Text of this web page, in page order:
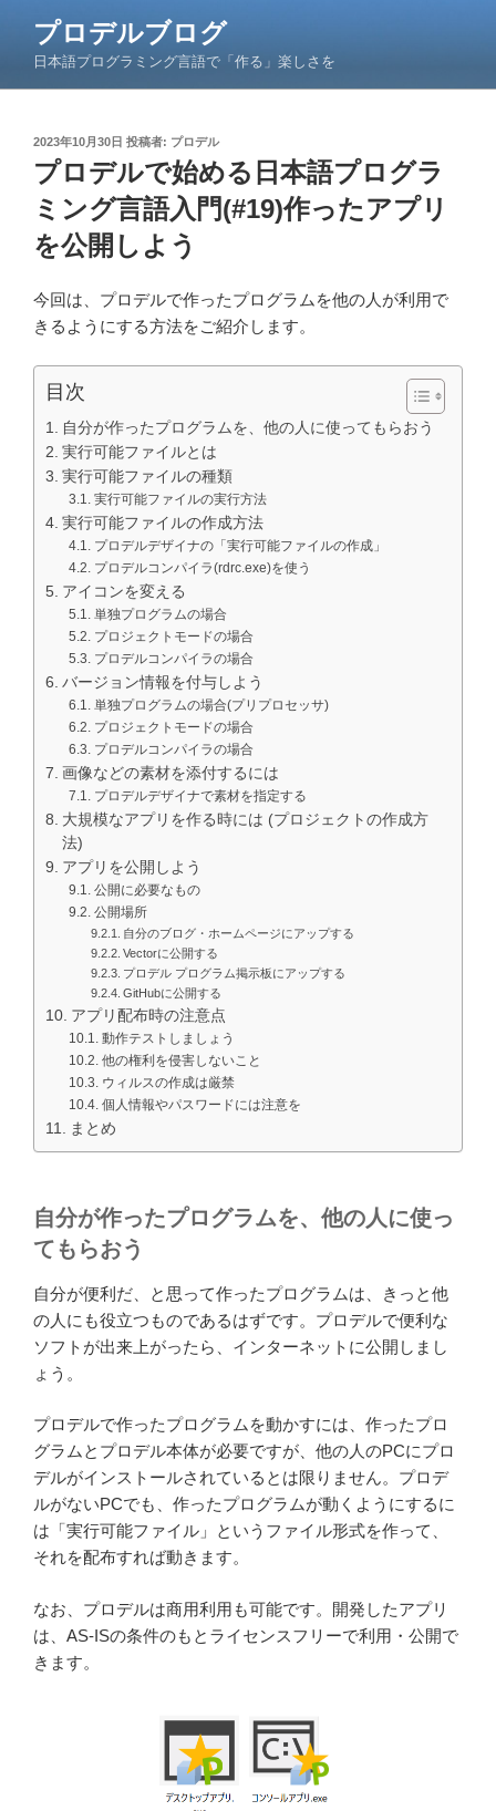
ン
プロデルブログ
日本語プログラミング言語で「作る」楽しさを
投
稿
日:
2023年10月30日 投稿者: プロデル
プロデルで始める日本語プログラ
ミング言語入門(#19)作ったアプリ
を公開しよう
今回は、プロデルで作ったプログラムを他の人が利用で
きるようにする方法をご紹介します。
目次
自分が作ったプログラムを、他の人に使ってもらおう
実行可能ファイルとは
実行可能ファイルの種類
実行可能ファイルの実行方法
実行可能ファイルの作成方法
プロデルデザイナの「実行可能ファイルの作成」
プロデルコンパイラ(rdrc.exe)を使う
アイコンを変える
単独プログラムの場合
プロジェクトモードの場合
プロデルコンパイラの場合
バージョン情報を付与しよう
単独プログラムの場合(プリプロセッサ)
プロジェクトモードの場合
プロデルコンパイラの場合
画像などの素材を添付するには
プロデルデザイナで素材を指定する
大規模なアプリを作る時には (プロジェクトの作成方
法)
アプリを公開しよう
公開に必要なもの
公開場所
自分のブログ・ホームページにアップする
Vectorに公開する
プロデル プログラム掲示板にアップする
GitHubに公開する
アプリ配布時の注意点
動作テストしましょう
他の権利を侵害しないこと
ウィルスの作成は厳禁
個人情報やパスワードには注意を
まとめ
自分が作ったプログラムを、他の人に使っ
てもらおう
自分が便利だ、と思って作ったプログラムは、きっと他
の人にも役立つものであるはずです。プロデルで便利な
ソフトが出来上がったら、インターネットに公開しまし
ょう。
プロデルで作ったプログラムを動かすには、作ったプロ
グラムとプロデル本体が必要ですが、他の人のPCにプロ
デルがインストールされているとは限りません。プロデ
ルがないPCでも、作ったプログラムが動くようにするに
は「実行可能ファイル」というファイル形式を作って、
それを配布すれば動きます。
なお、プロデルは商用利用も可能です。開発したアプリ
は、AS-ISの条件のもとライセンスフリーで利用・公開で
きます。